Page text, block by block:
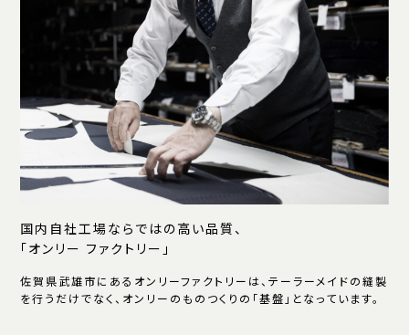
国内自社工場ならではの高い品質、
「オンリー ファクトリー」
佐賀県武雄市にあるオンリーファクトリーは、テーラーメイドの縫製
を行うだけでなく、オンリーのものつくりの「基盤」となっています。